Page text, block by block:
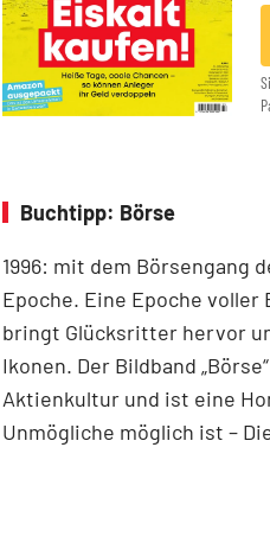
Buchtipp: Börse
1996: mit dem ­Börsen­­gang
Epoche. Eine Epoche
bringt Glücksritter ­hervor
Ikonen. Der Bildband
Aktienkultur und ist eine
Unmögliche ­möglich ist –